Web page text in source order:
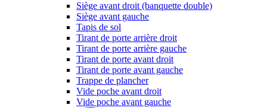
Siège avant droit (banquette double)
Siège avant gauche
Tapis de sol
Tirant de porte arrière droit
Tirant de porte arrière gauche
Tirant de porte avant droit
Tirant de porte avant gauche
Trappe de plancher
Vide poche avant droit
Vide poche avant gauche